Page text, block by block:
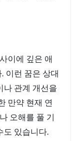
이에 깊은 애
이런 꿈은 상대
나 관계 개선을
만약 현재 연
오해를 풀 기
도 있습니다.